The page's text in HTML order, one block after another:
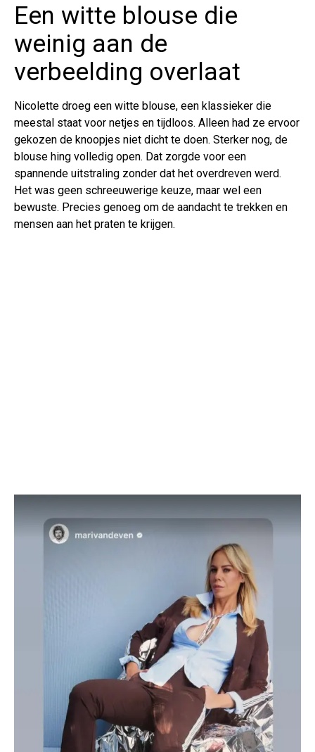
Een witte blouse die
weinig aan de
verbeelding overlaat
Nicolette droeg een witte blouse, een klassieker die
meestal staat voor netjes en tijdloos. Alleen had ze ervoor
gekozen de knoopjes niet dicht te doen. Sterker nog, de
blouse hing volledig open. Dat zorgde voor een
spannende uitstraling zonder dat het overdreven werd.
Het was geen schreeuwerige keuze, maar wel een
bewuste. Precies genoeg om de aandacht te trekken en
mensen aan het praten te krijgen.